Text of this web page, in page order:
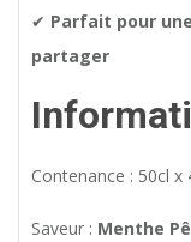
✔ Parfait pour
partager
Contenance : 50cl x
Saveur : Menthe